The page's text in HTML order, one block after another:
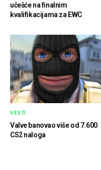
učešće na finalnim
kvalifikacijama za EWC
VESTI
Valve banovao više od 7.600
CS2 naloga